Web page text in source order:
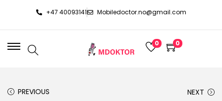
+47 40093141 Mobiledoctor.no@gmail.com
0 0
PREVIOUS NEXT